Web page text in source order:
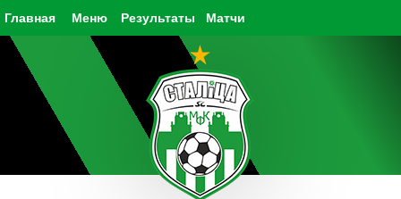
Главная Результаты Матчи
Меню